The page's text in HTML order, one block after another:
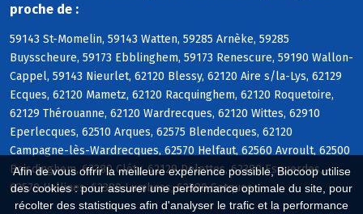
Afin de vous offrir la meilleure expérience possible, Biocoop utilise
des cookies : pour assurer une performance optimale du site, pour
récolter des statistiques afin d'analyser le trafic et la performance
proche de :
59143 St-Momelin, 59143 Watten, 59285 Arnèke, 59285
Buysscheure, 59173 Ebblinghem, 59173 Renescure, 59190 Wallon-
Cappel, 59143 Nieurlet, 62120 Blessy, 62120 Aire s/la-Lys, 62129
Ecques, 62120 Mametz, 62120 Racquinghem, 62120 Roquetoire,
62129 Thérouanne, 62120 Wardrecques, 62120 Wittes, 62910
Eperlecques, 62510 Arques, 62575 Blendecques, 62120
Campagne-lès-Wardrecques, 62570 Helfaut, 62560 Avroult, 62500
Boisdinghem, 62380 Cléty, 62129 Delettes, 62380 Esquerdes,
62570 Hallines, 62380 Lumbres, 62380 Setques